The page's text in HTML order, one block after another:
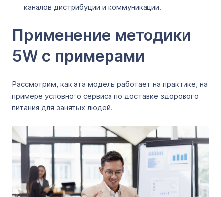
каналов дистрибуции и коммуникации.
Применение методики
5W с примерами
Рассмотрим, как эта модель работает на практике, на
примере условного сервиса по доставке здорового
питания для занятых людей.